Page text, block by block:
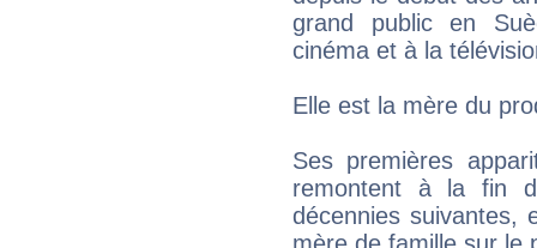
grand public en
cinéma et à la
Elle est la mère du
Ses premières
remontent à la fin
décennies suivantes,